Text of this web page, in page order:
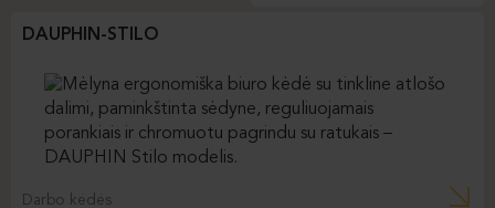
DAUPHIN-STILO
Darbo kėdės